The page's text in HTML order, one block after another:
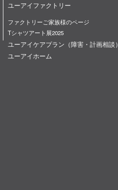
ユーアイファクトリー
ファクトリーご家族様のページ
Tシャツアート展2025
ユーアイケアプラン（障害・計画相談）
ユーアイホーム